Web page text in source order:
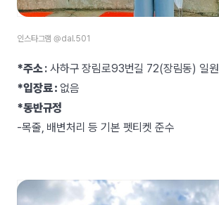
인스타그램 @dal.501
*주소:사하구 장림로93번길 72(장림동) 일원
*입장료 : 없음
*동반규정
-목줄, 배변처리 등 기본 펫티켓 준수